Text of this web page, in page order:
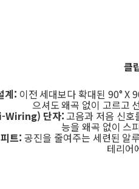
클
계: 이전 세대보다 확대된 90°X
으셔도 왜곡 없이 고르고
Wiring) 단자:고음과 저음 신호
능을 왜곡 없이 스
트: 공진을 줄여주는 세련된 알
테리어